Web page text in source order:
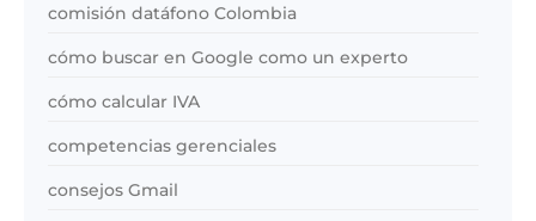
comisión datáfono Colombia
cómo buscar en Google como un experto
cómo calcular IVA
competencias gerenciales
consejos Gmail